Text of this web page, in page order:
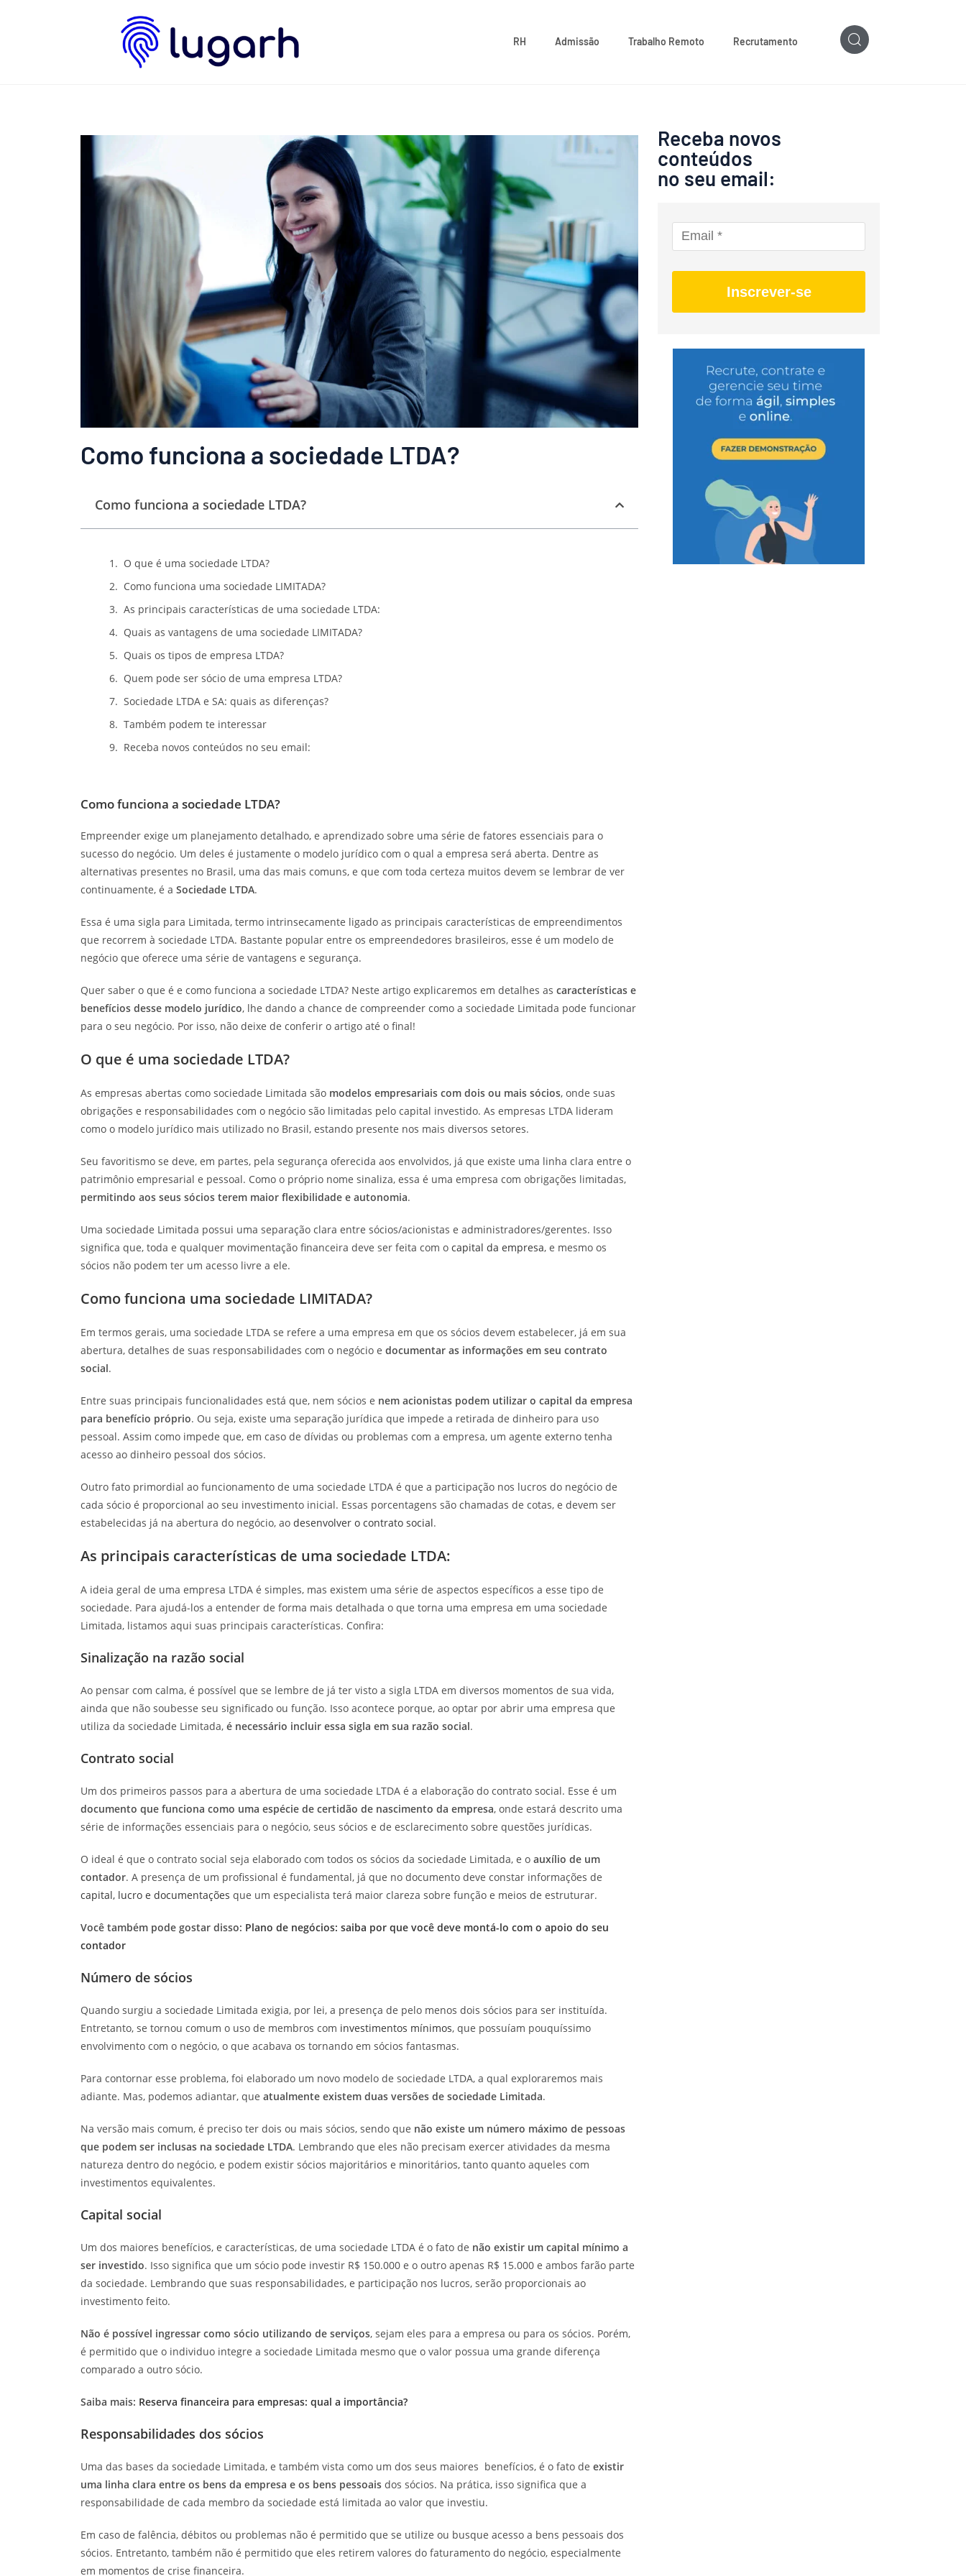
RH Admissão Trabalho Remoto Recrutamento
Como funciona a sociedade LTDA?
Como funciona a sociedade LTDA?
O que é uma sociedade LTDA?
Como funciona uma sociedade LIMITADA?
As principais características de uma sociedade LTDA:
Quais as vantagens de uma sociedade LIMITADA?
Quais os tipos de empresa LTDA?
Quem pode ser sócio de uma empresa LTDA?
Sociedade LTDA e SA: quais as diferenças?
Também podem te interessar
Receba novos conteúdos no seu email:
Como funciona a sociedade LTDA?
Empreender exige um planejamento detalhado, e aprendizado sobre uma série de fatores essenciais para o
sucesso do negócio. Um deles é justamente o modelo jurídico com o qual a empresa será aberta. Dentre as
alternativas presentes no Brasil, uma das mais comuns, e que com toda certeza muitos devem se lembrar de ver
continuamente, é a Sociedade LTDA.
Essa é uma sigla para Limitada, termo intrinsecamente ligado as principais características de empreendimentos
que recorrem à sociedade LTDA. Bastante popular entre os empreendedores brasileiros, esse é um modelo de
negócio que oferece uma série de vantagens e segurança.
Quer saber o que é e como funciona a sociedade LTDA? Neste artigo explicaremos em detalhes as características e
benefícios desse modelo jurídico, lhe dando a chance de compreender como a sociedade Limitada pode funcionar
para o seu negócio. Por isso, não deixe de conferir o artigo até o final!
O que é uma sociedade LTDA?
As empresas abertas como sociedade Limitada são modelos empresariais com dois ou mais sócios, onde suas
obrigações e responsabilidades com o negócio são limitadas pelo capital investido. As empresas LTDA lideram
como o modelo jurídico mais utilizado no Brasil, estando presente nos mais diversos setores.
Seu favoritismo se deve, em partes, pela segurança oferecida aos envolvidos, já que existe uma linha clara entre o
patrimônio empresarial e pessoal. Como o próprio nome sinaliza, essa é uma empresa com obrigações limitadas,
permitindo aos seus sócios terem maior flexibilidade e autonomia.
Uma sociedade Limitada possui uma separação clara entre sócios/acionistas e administradores/gerentes. Isso
significa que, toda e qualquer movimentação financeira deve ser feita com o capital da empresa, e mesmo os
sócios não podem ter um acesso livre a ele.
Como funciona uma sociedade LIMITADA?
Em termos gerais, uma sociedade LTDA se refere a uma empresa em que os sócios devem estabelecer, já em sua
abertura, detalhes de suas responsabilidades com o negócio e documentar as informações em seu contrato
social.
Entre suas principais funcionalidades está que, nem sócios e nem acionistas podem utilizar o capital da empresa
para benefício próprio. Ou seja, existe uma separação jurídica que impede a retirada de dinheiro para uso
pessoal. Assim como impede que, em caso de dívidas ou problemas com a empresa, um agente externo tenha
acesso ao dinheiro pessoal dos sócios.
Outro fato primordial ao funcionamento de uma sociedade LTDA é que a participação nos lucros do negócio de
cada sócio é proporcional ao seu investimento inicial. Essas porcentagens são chamadas de cotas, e devem ser
estabelecidas já na abertura do negócio, ao desenvolver o contrato social.
As principais características de uma sociedade LTDA:
A ideia geral de uma empresa LTDA é simples, mas existem uma série de aspectos específicos a esse tipo de
sociedade. Para ajudá-los a entender de forma mais detalhada o que torna uma empresa em uma sociedade
Limitada, listamos aqui suas principais características. Confira:
Sinalização na razão social
Ao pensar com calma, é possível que se lembre de já ter visto a sigla LTDA em diversos momentos de sua vida,
ainda que não soubesse seu significado ou função. Isso acontece porque, ao optar por abrir uma empresa que
utiliza da sociedade Limitada, é necessário incluir essa sigla em sua razão social.
Contrato social
Um dos primeiros passos para a abertura de uma sociedade LTDA é a elaboração do contrato social. Esse é um
documento que funciona como uma espécie de certidão de nascimento da empresa, onde estará descrito uma
série de informações essenciais para o negócio, seus sócios e de esclarecimento sobre questões jurídicas.
O ideal é que o contrato social seja elaborado com todos os sócios da sociedade Limitada, e o auxílio de um
contador. A presença de um profissional é fundamental, já que no documento deve constar informações de
capital, lucro e documentações que um especialista terá maior clareza sobre função e meios de estruturar.
Você também pode gostar disso: Plano de negócios: saiba por que você deve montá-lo com o apoio do seu
contador
Número de sócios
Quando surgiu a sociedade Limitada exigia, por lei, a presença de pelo menos dois sócios para ser instituída.
Entretanto, se tornou comum o uso de membros com investimentos mínimos, que possuíam pouquíssimo
envolvimento com o negócio, o que acabava os tornando em sócios fantasmas.
Para contornar esse problema, foi elaborado um novo modelo de sociedade LTDA, a qual exploraremos mais
adiante. Mas, podemos adiantar, que atualmente existem duas versões de sociedade Limitada.
Na versão mais comum, é preciso ter dois ou mais sócios, sendo que não existe um número máximo de pessoas
que podem ser inclusas na sociedade LTDA. Lembrando que eles não precisam exercer atividades da mesma
natureza dentro do negócio, e podem existir sócios majoritários e minoritários, tanto quanto aqueles com
investimentos equivalentes.
Capital social
Um dos maiores benefícios, e características, de uma sociedade LTDA é o fato de não existir um capital mínimo a
ser investido. Isso significa que um sócio pode investir R$ 150.000 e o outro apenas R$ 15.000 e ambos farão parte
da sociedade. Lembrando que suas responsabilidades, e participação nos lucros, serão proporcionais ao
investimento feito.
Não é possível ingressar como sócio utilizando de serviços, sejam eles para a empresa ou para os sócios. Porém,
é permitido que o individuo integre a sociedade Limitada mesmo que o valor possua uma grande diferença
comparado a outro sócio.
Saiba mais: Reserva financeira para empresas: qual a importância?
Responsabilidades dos sócios
Uma das bases da sociedade Limitada, e também vista como um dos seus maiores benefícios, é o fato de existir
uma linha clara entre os bens da empresa e os bens pessoais dos sócios. Na prática, isso significa que a
responsabilidade de cada membro da sociedade está limitada ao valor que investiu.
Em caso de falência, débitos ou problemas não é permitido que se utilize ou busque acesso a bens pessoais dos
sócios. Entretanto, também não é permitido que eles retirem valores do faturamento do negócio, especialmente
em momentos de crise financeira.
Receba novos
conteúdos
no seu email:
Inscrever-se